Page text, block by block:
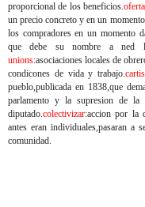
proporcional de los beneficios.oferta
un precio concreto y en un
los compradores en un momento
que debe su nombre a ned
unions:asociaciones locales de
condicones de vida y trabajo.
pueblo,publicada en 1838,que
parlamento y la supresion de la
diputado.colectivizar:accion por la
antes eran individuales,pasaran a
comunidad.